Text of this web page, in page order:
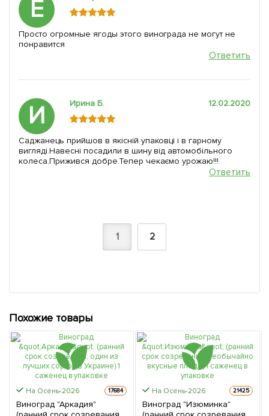
Е
Просто огромные ягоды этого винограда не могут не
понравится
Ответить
И Ирина Б. 12.02.2020
Саджанець прийшов в якісній упаковці і в гарному
вигляді.Навесні посадили в шину від автомобільного
колеса.Прижився добре.Тепер чекаємо урожаю!!!
Ответить
1 2
Похожие товары
На Осень-2026 17684
Виноград "Аркадия"
На Осень-2026 21425
Виноград "Изюминка"